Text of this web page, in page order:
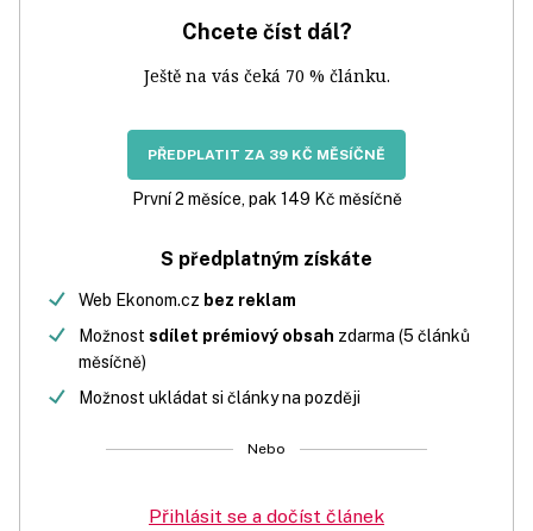
Chcete číst dál?
Ještě na vás čeká 70 % článku.
PŘEDPLATIT ZA 39 KČ MĚSÍČNĚ
První 2 měsíce, pak 149 Kč měsíčně
S předplatným získáte
Web Ekonom.cz bez reklam
Možnost sdílet prémiový obsah zdarma (5 článků
měsíčně)
Možnost ukládat si články na později
Nebo
Přihlásit se a dočíst článek